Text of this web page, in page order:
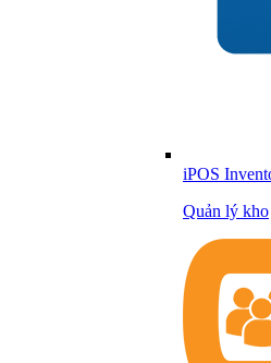
iPOS
Quản lý kho